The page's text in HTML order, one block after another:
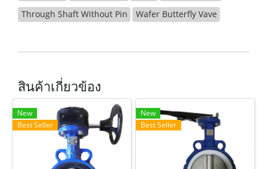
Through Shaft Without Pin
Wafer Butterfly Vave
สินค้าเกี่ยวข้อง
New
Best Seller
New
Best Seller